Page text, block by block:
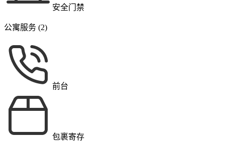
安全门禁
公寓服务 (2)
前台
包裹寄存